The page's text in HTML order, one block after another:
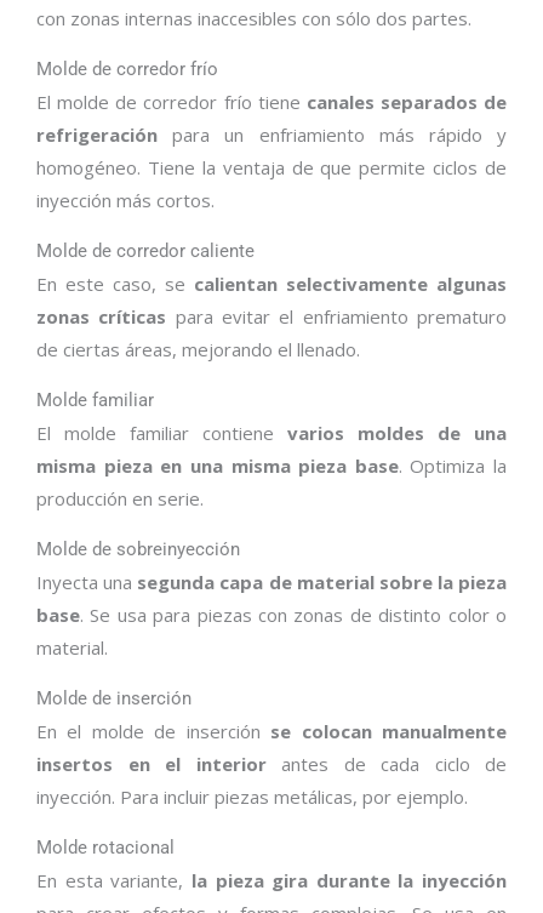
con zonas internas inaccesibles con sólo dos partes.
Molde de corredor frío
El molde de corredor frío tiene canales separados de
refrigeración para un enfriamiento más rápido y
homogéneo. Tiene la ventaja de que permite ciclos de
inyección más cortos.
Molde de corredor caliente
En este caso, se calientan selectivamente algunas
zonas críticas para evitar el enfriamiento prematuro
de ciertas áreas, mejorando el llenado.
Molde familiar
El molde familiar contiene varios moldes de una
misma pieza en una misma pieza base. Optimiza la
producción en serie.
Molde de sobreinyección
Inyecta una segunda capa de material sobre la pieza
base. Se usa para piezas con zonas de distinto color o
material.
Molde de inserción
En el molde de inserción se colocan manualmente
insertos en el interiorantes de cada ciclo de
inyección. Para incluir piezas metálicas, por ejemplo.
Molde rotacional
En esta variante, la pieza gira durante la inyección